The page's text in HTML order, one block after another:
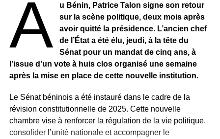
ses enfants« .
La présidente du mouvement “Oser l’Avenir
” a par la
suite, parlé du pays : «
Le sénégal a toujours marqué
l’histoire en refusant de se soumettre au destin que
d’autres avaient voulu lui tracer par l’engagement et le
courage héroïque de ses enfants »
également été pour la Mairesse une occasion de revenir
sur la bravours des femmes sénégalaises : « Elles sont
sur tous les fronts, se lèvent tôt pour que les autres
puissent partir plus tard.”.
A
u Bénin, Patrice Talon signe son retour
sur la scène politique, deux mois après
avoir quitté la présidence. L’ancien chef
de l’État a été élu, jeudi, à la tête du
Sénat pour un mandat de cinq ans, à
l’issue d’un vote à huis clos organisé une semaine
après la mise en place de cette nouvelle institution.
Le Sénat béninois a été instauré dans le cadre de la
révision constitutionnelle de 2025. Cette nouvelle
chambre vise à renforcer la régulation de la vie politique,
consolider l’unité nationale et accompagner le